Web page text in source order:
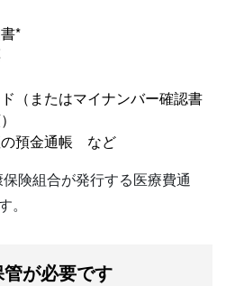
*
（またはマイナンバー確認書
の預金通帳 など
険組合が発行する医療費通
が必要です